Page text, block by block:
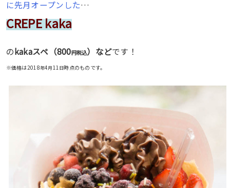
に先月オープンした…
CREPE kaka
のkakaスペ（800円税込）などです！
※価格は2018年4月11日時点のものです。